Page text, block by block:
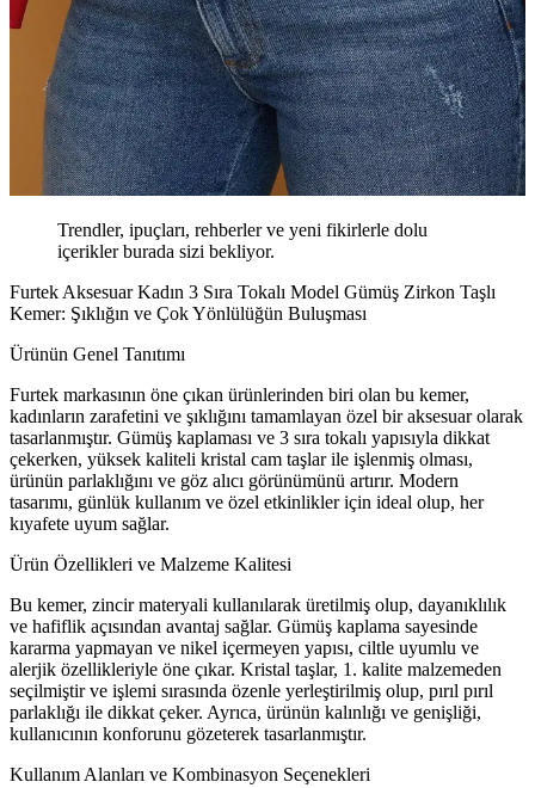
Trendler, ipuçları, rehberler ve yeni fikirlerle dolu
içerikler burada sizi bekliyor.
Furtek Aksesuar Kadın 3 Sıra Tokalı Model Gümüş Zirkon Taşlı
Kemer: Şıklığın ve Çok Yönlülüğün Buluşması
Ürünün Genel Tanıtımı
Furtek markasının öne çıkan ürünlerinden biri olan bu kemer,
kadınların zarafetini ve şıklığını tamamlayan özel bir aksesuar olarak
tasarlanmıştır. Gümüş kaplaması ve 3 sıra tokalı yapısıyla dikkat
çekerken, yüksek kaliteli kristal cam taşlar ile işlenmiş olması,
ürünün parlaklığını ve göz alıcı görünümünü artırır. Modern
tasarımı, günlük kullanım ve özel etkinlikler için ideal olup, her
kıyafete uyum sağlar.
Ürün Özellikleri ve Malzeme Kalitesi
Bu kemer, zincir materyali kullanılarak üretilmiş olup, dayanıklılık
ve hafiflik açısından avantaj sağlar. Gümüş kaplama sayesinde
kararma yapmayan ve nikel içermeyen yapısı, ciltle uyumlu ve
alerjik özellikleriyle öne çıkar. Kristal taşlar, 1. kalite malzemeden
seçilmiştir ve işlemi sırasında özenle yerleştirilmiş olup, pırıl pırıl
parlaklığı ile dikkat çeker. Ayrıca, ürünün kalınlığı ve genişliği,
kullanıcının konforunu gözeterek tasarlanmıştır.
Kullanım Alanları ve Kombinasyon Seçenekleri